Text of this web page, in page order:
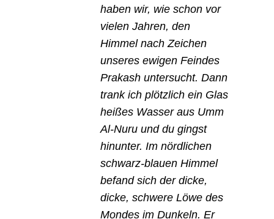
haben wir, wie schon vor
vielen Jahren, den
Himmel nach Zeichen
unseres ewigen Feindes
Prakash untersucht. Dann
trank ich plötzlich ein Glas
heißes Wasser aus Umm
Al-Nuru und du gingst
hinunter. Im nördlichen
schwarz-blauen Himmel
befand sich der dicke,
dicke, schwere Löwe des
Mondes im Dunkeln. Er